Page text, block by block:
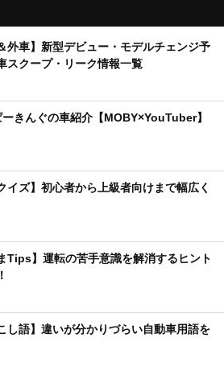
外車】新型デビュー・モデルチェンジ予
スクープ・リーク情報一覧
きんぐの車紹介【MOBY×YouTuber】
イズ】初心者から上級者向けまで幅広く
Tips】運転の苦手意識を解消するヒント
し語】違いが分かりづらい自動車用語を